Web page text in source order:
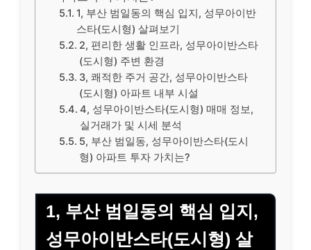
1, 부산 범일동의 핵심 입지, 성무아이반
스타(도시형) 살펴보기
2, 편리한 생활 인프라, 성무아이반스타
(도시형) 주변 환경
3, 쾌적한 주거 공간, 성무아이반스타
(도시형) 아파트 내부 시설
4, 성무아이반스타(도시형) 매매 정보,
실거래가 및 시세 분석
5, 부산 범일동, 성무아이반스타(도시
형) 아파트 투자 가치는?
1, 부산 범일동의 핵심 입지,
성무아이반스타(도시형) 살